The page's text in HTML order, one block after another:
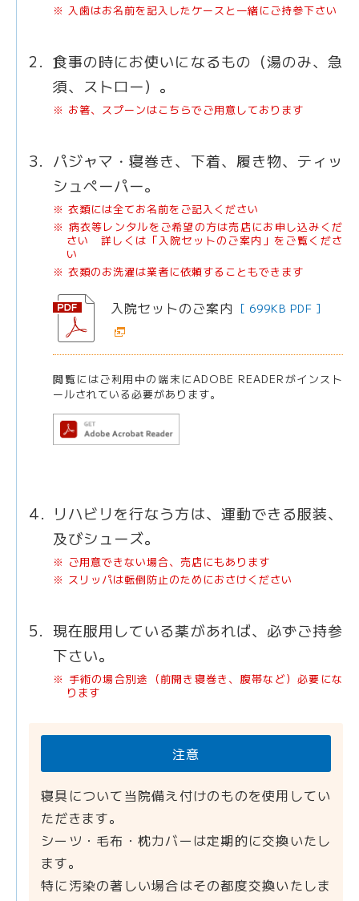
※ 入歯はお名前を記入したケースと一緒にご持参下さい
食事の時にお使いになるもの（湯のみ、急
須、ストロー）。
※ お箸、スプーンはこちらでご用意しております
パジャマ・寝巻き、下着、履き物、ティッ
シュペーパー。
※ 衣類には全てお名前をご記入ください
※ 病衣等レンタルをご希望の方は売店にお申し込みくだ
さい 詳しくは「入院セットのご案内」をご覧くださ
い
※ 衣類のお洗濯は業者に依頼することもできます
入院セットのご案内 [ 699KB PDF ]
閲覧にはご利用中の端末にADOBE READERがインスト
ールされている必要があります。
リハビリを行なう方は、運動できる服装、
及びシューズ。
※ ご用意できない場合、売店にもあります
※ スリッパは転倒防止のためにおさけください
現在服用している薬があれば、必ずご持参
下さい。
※ 手術の場合別途（前開き寝巻き、腹帯など）必要にな
ります
注意
寝具について当院備え付けのものを使用してい
ただきます。
シーツ・毛布・枕カバーは定期的に交換いたし
ます。
特に汚染の著しい場合はその都度交換いたしま